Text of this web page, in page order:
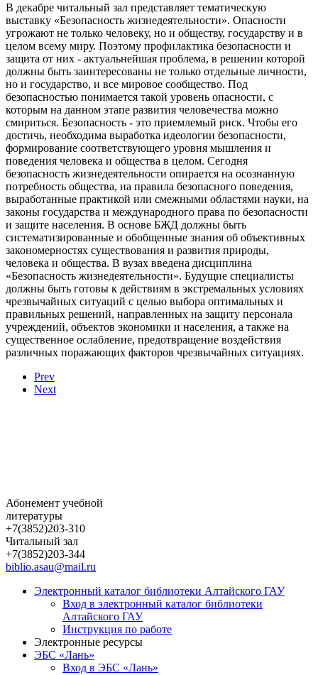
В декабре читальный зал представляет тематическую
выставку «Безопасность жизнедеятельности». Опасности
угрожают не только человеку, но и обществу, государству и в
целом всему миру. Поэтому профилактика безопасности и
защита от них - актуальнейшая проблема, в решении которой
должны быть заинтересованы не только отдельные личности,
но и государство, и все мировое сообщество. Под
безопасностью понимается такой уровень опасности, с
которым на данном этапе развития человечества можно
смириться. Безопасность - это приемлемый риск. Чтобы его
достичь, необходима выработка идеологии безопасности,
формирование соответствующего уровня мышления и
поведения человека и общества в целом. Сегодня
безопасность жизнедеятельности опирается на осознанную
потребность общества, на правила безопасного поведения,
выработанные практикой или смежными областями науки, на
законы государства и международного права по безопасности
и защите населения. В основе БЖД должны быть
систематизированные и обобщенные знания об объективных
закономерностях существования и развития природы,
человека и общества. В вузах введена дисциплина
«Безопасность жизнедеятельности». Будущие специалисты
должны быть готовы к действиям в экстремальных условиях
чрезвычайных ситуаций с целью выбора оптимальных и
правильных решений, направленных на защиту персонала
учреждений, объектов экономики и населения, а также на
существенное ослабление, предотвращение воздействия
различных поражающих факторов чрезвычайных ситуациях.
Prev
Next
Абонемент учебной
литературы
+7(3852)203-310
Читальный зал
+7(3852)203-344
biblio.asau@mail.ru
Электронный каталог библиотеки Алтайского ГАУ
Вход в электронный каталог библиотеки
Алтайского ГАУ
Инструкция по работе
Электронные ресурсы
ЭБС «Лань»
Вход в ЭБС «Лань»